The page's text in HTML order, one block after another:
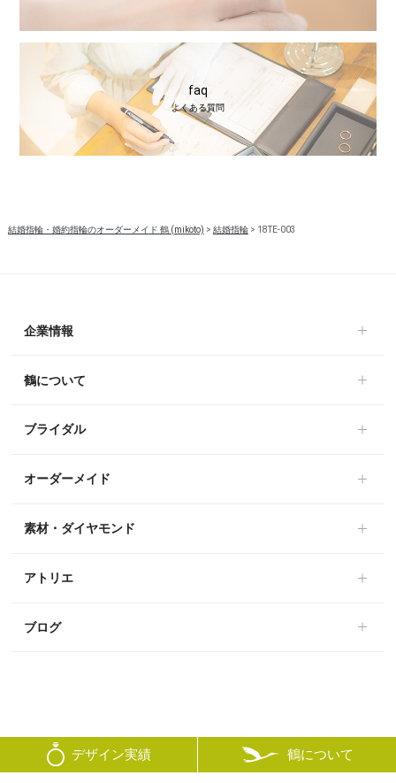
デザイン実績 鶴について
faq
よくある質問
結婚指輪・婚約指輪のオーダーメイド 鶴 (mikoto) > 結婚指輪> 18TE-003
企業情報
鶴について
ブライダル
オーダーメイド
素材・ダイヤモンド
アトリエ
ブログ